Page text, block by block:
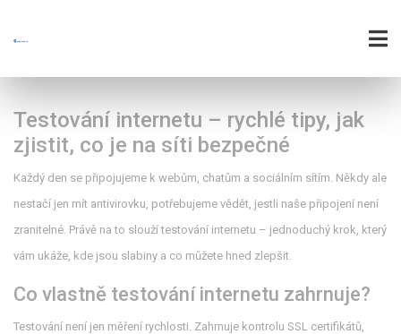
Testování internetu – rychlé tipy, jak
zjistit, co je na síti bezpečné
Každý den se připojujeme k webům, chatům a sociálním sítím. Někdy ale
nestačí jen mít antivirovku, potřebujeme vědět, jestli naše připojení není
zranitelné. Právě na to slouží testování internetu – jednoduchý krok, který
vám ukáže, kde jsou slabiny a co můžete hned zlepšit.
Co vlastně testování internetu zahrnuje?
Testování není jen měření rychlosti. Zahrnuje kontrolu SSL certifikátů,